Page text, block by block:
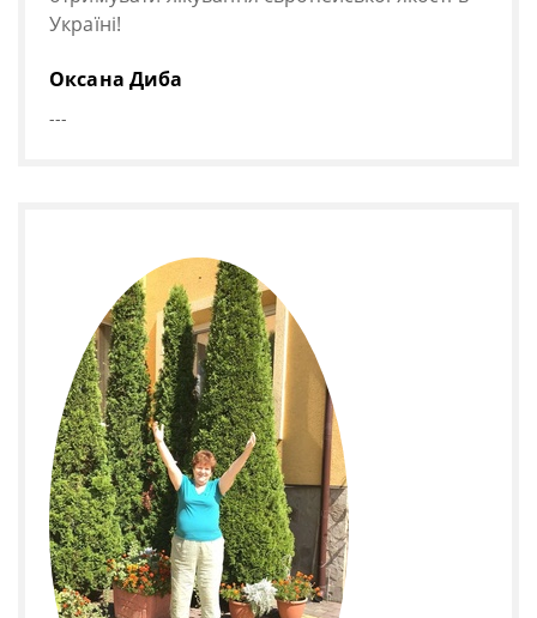
Україні!
Оксана Диба
---